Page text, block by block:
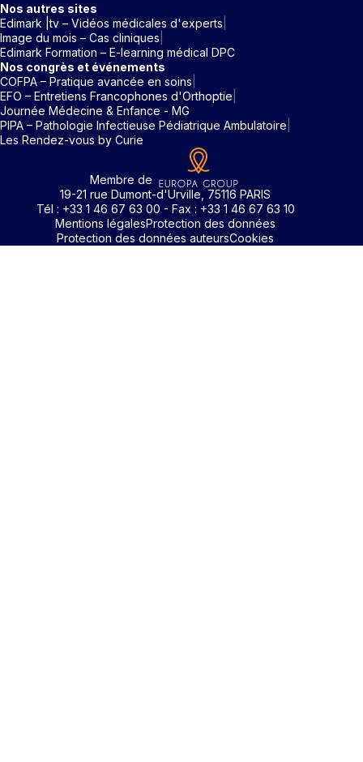
Nos autres sites
Edimark |tv – Vidéos médicales d'experts
Image du mois – Cas cliniques
Edimark Formation – E-learning médical DPC
Nos congrès et événements
COFPA – Pratique avancée en soins
EFO – Entretiens Francophones d'Orthoptie
Journée Médecine & Enfance - MG
PIPA – Pathologie Infectieuse Pédiatrique Ambulatoire
Les Rendez-vous by Curie
Membre de
19-21 rue Dumont-d'Urville, 75116 PARIS
Tél : +33 1 46 67 63 00 - Fax : +33 1 46 67 63 10
Mentions légalesProtection des données
Protection des données auteursCookies